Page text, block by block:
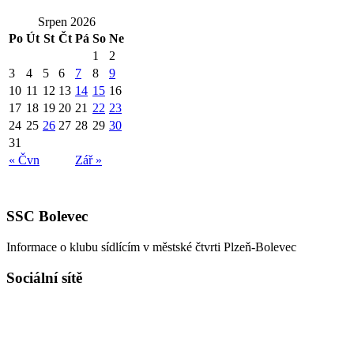
Srpen 2026
Po Út St Čt Pá So Ne
« Čvn Zář »
1
2
3
4 5 6 7 8
9
10 11 12 13 14 15 16
17 18 19 20 21 22 23
24 25 26 27 28 29 30
31
SSC Bolevec
Informace o klubu sídlícím v městské čtvrti Plzeň-Bolevec
Sociální sítě